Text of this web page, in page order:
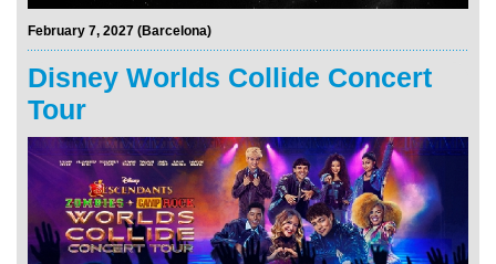
February 7, 2027 (Barcelona)
Disney Worlds Collide Concert
Tour